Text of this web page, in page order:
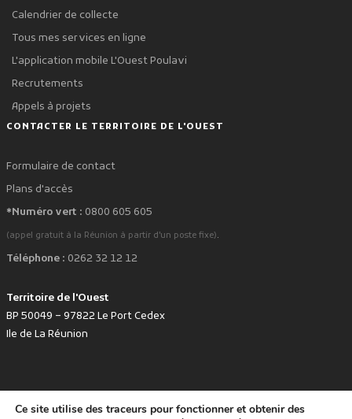
Calendrier de collecte
Tous mes services en ligne
L'application mobile L'Ouest Poulavi
Recrutements
Appels à projets
CONTACTER LE TERRITOIRE DE L'OUEST
Formulaire de contact
Plans d'accès
*Numéro vert : 0800 605 605
(appel gratuit à la Réunion à partir d'un poste fixe).
Téléphone : 0262 32 12 12
Territoire de l'Ouest
BP 50049 – 97822 Le Port Cedex
Ile de La Réunion
Développé avec favoritepar le Territoire de l'Ouest © www.tco.re -2026.
Ce site utilise des traceurs pour fonctionner et obtenir des